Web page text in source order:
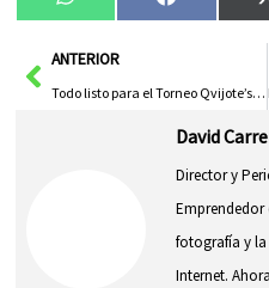
en
en
AntANTERIOR
Todo listo para el Torneo Qvijote’s HandBall Cup
David
Director y
Emprendedor
fotografía y la
Internet.